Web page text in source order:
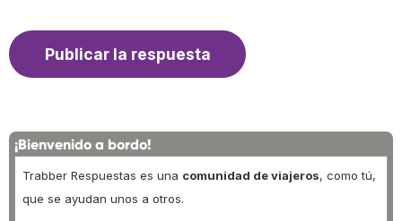
¡Bienvenido a bordo!
Trabber Respuestas es una comunidad de viajeros, como tú,
que se ayudan unos a otros.